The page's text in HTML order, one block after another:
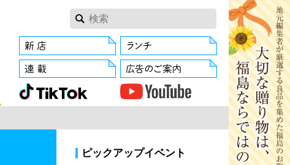
ピックアップイベント